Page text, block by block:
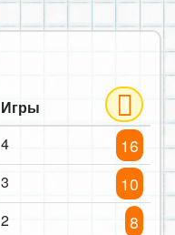
Игры
4 16
3 10
2 8